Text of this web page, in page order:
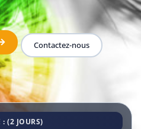
Contactez-nous
: (2 JOURS)